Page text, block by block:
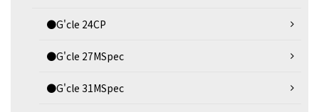
●G'cle 24CP
●G'cle 27MSpec
●G'cle 31MSpec